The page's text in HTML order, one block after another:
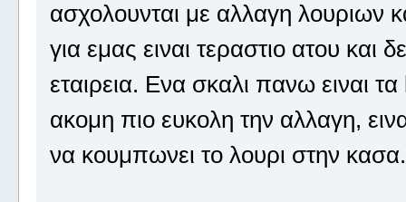
ασχολουνται με αλλαγη λουριων
για εμας ειναι τεραστιο ατου και
εταιρεια. Ενα σκαλι πανω ειναι
ακομη πιο ευκολη την αλλαγη,
να κουμπωνει το λουρι στην κασα.